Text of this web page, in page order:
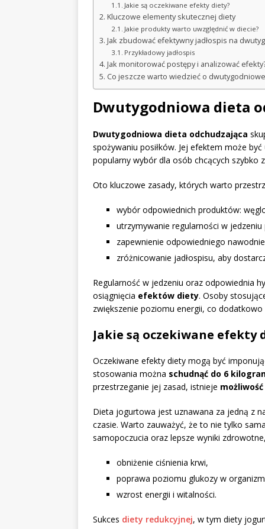
Jakie są oczekiwane efekty diety?
Kluczowe elementy skutecznej diety
Jakie produkty warto uwzględnić w diecie?
Jak zbudować efektywny jadłospis na
Przykładowy jadłospis
Jak monitorować postępy i analizować
Co jeszcze warto wiedzieć o
Dwutygodniowa dieta
Dwutygodniowa dieta odchudzająca
spożywaniu posiłków. Jej efektem może
popularny wybór dla osób chcących szybko
Oto kluczowe zasady, których warto
wybór odpowiednich produktów:
utrzymywanie regularności w jedzeniu
zapewnienie odpowiedniego
zróżnicowanie jadłospisu, aby
Regularność w jedzeniu oraz odpowiednia
osiągnięcia efektów diety. Osoby
zwiększenie poziomu energii, co
Jakie są oczekiwane efekty
Oczekiwane efekty diety mogą być
stosowania można schudnąć do 6
przestrzeganie jej zasad, istnieje
Dieta jogurtowa jest uznawana za jedną z
czasie. Warto zauważyć, że to nie tylko
samopoczucia oraz lepsze wyniki
obniżenie ciśnienia krwi,
poprawa poziomu glukozy w
wzrost energii i witalności.
Sukces diety redukcyjnej, w tym diety